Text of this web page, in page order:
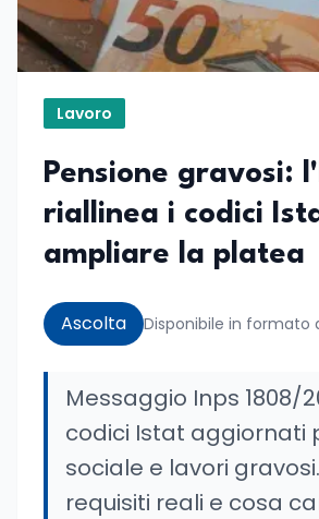
Lavoro
Pensione gravosi:
riallinea i codici
ampliare la platea
Ascolta Disponibile in formato
Messaggio Inps 1808/
codici Istat aggiornati
sociale e lavori
requisiti reali e cosa